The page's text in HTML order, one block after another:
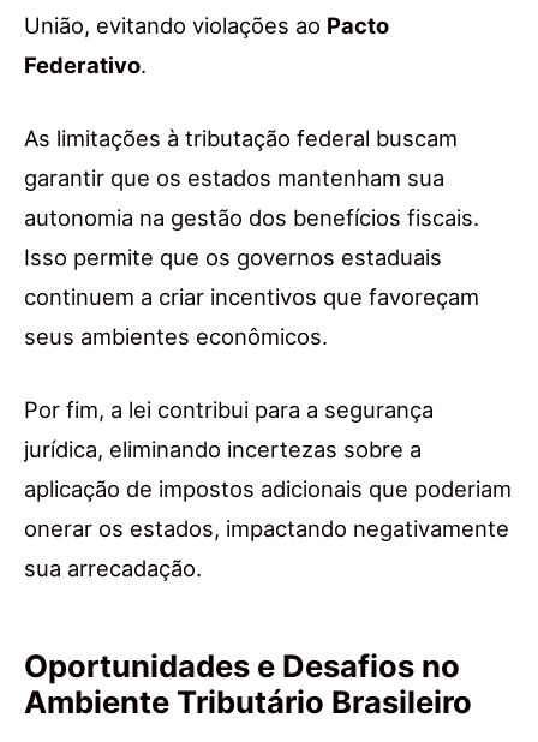
União, evitando violações ao Pacto
Federativo.
As limitações à tributação federal buscam
garantir que os estados mantenham sua
autonomia na gestão dos benefícios fiscais.
Isso permite que os governos estaduais
continuem a criar incentivos que favoreçam
seus ambientes econômicos.
Por fim, a lei contribui para a segurança
jurídica, eliminando incertezas sobre a
aplicação de impostos adicionais que poderiam
onerar os estados, impactando negativamente
sua arrecadação.
Oportunidades e Desafios no
Ambiente Tributário Brasileiro